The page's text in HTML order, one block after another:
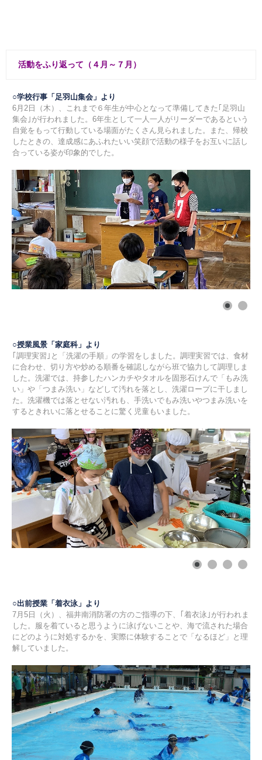
活動をふり返って（４月～７月）
○学校行事「足羽山集会」より
6月2日（木）、これまで６年生が中心となって準備してきた｢足羽山
集会｣が行われました。6年生として一人一人がリーダーであるという
自覚をもって行動している場面がたくさん見られました。また、帰校
したときの、達成感にあふれたいい笑顔で活動の様子をお互いに話し
合っている姿が印象的でした。
○授業風景「家庭科」より
｢調理実習｣と「洗濯の手順」の学習をしました。調理実習では、食材
に合わせ、切り方や炒める順番を確認しながら班で協力して調理しま
した。洗濯では、持参したハンカチやタオルを固形石けんで「もみ洗
い」や「つまみ洗い」などして汚れを落とし、洗濯ロープに干しまし
た。洗濯機では落とせない汚れも、手洗いでもみ洗いやつまみ洗いを
するときれいに落とせることに驚く児童もいました。
○出前授業「着衣泳」より
7月5日（火）、福井南消防署の方のご指導の下、｢着衣泳｣が行われま
した。服を着ていると思うように泳げないことや、海で流された場合
にどのように対処するかを、実際に体験することで「なるほど」と理
解していました。